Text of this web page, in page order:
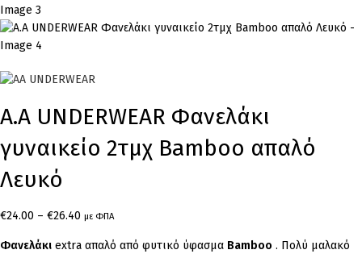
Α.A UNDERWEAR Φανελάκι
γυναικείο 2τμχ Bamboo απαλό
Λευκό
€24.00 – €26.40 με ΦΠΑ
Φανελάκι extra απαλό από φυτικό ύφασμα Bamboo . Πολύ μαλακό